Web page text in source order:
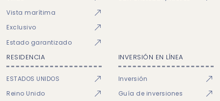
Vista marítima
Exclusivo
Estado garantizado
RESIDENCIA
ESTADOS UNIDOS
Reino Unido
INVERSIÓN EN LÍNEA
Inversión
Guía de inversiones